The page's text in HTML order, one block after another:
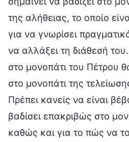
της αλήθειας, το οποίο
για να γνωρίσει
να αλλάξει τη διάθεσή
στο μονοπάτι του Πέτρου
στο μονοπάτι της
Πρέπει κανείς να είναι
βαδίσει επακριβώς στο
καθώς και για το πώς να